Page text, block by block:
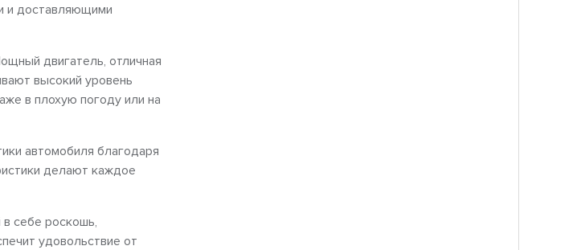
и доставляющими
двигатель, отличная
высокий уровень
в плохую погоду или на
автомобиля благодаря
делают каждое
себе роскошь,
удовольствие от